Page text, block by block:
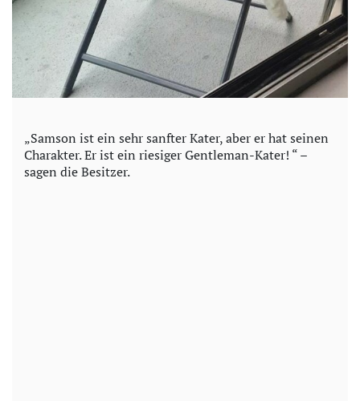
„Samson ist ein sehr sanfter Kater, aber er hat seinen
Charakter. Er ist ein riesiger Gentleman-Kater! “ –
sagen die Besitzer.